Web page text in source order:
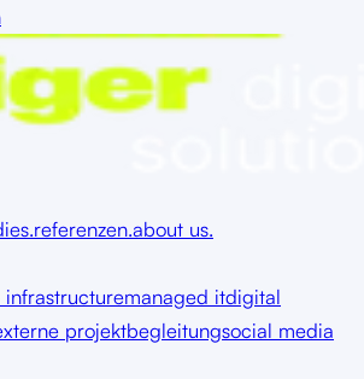
referenzen.about us.
infrastructuremanaged itdigital
projektbegleitungsocial media